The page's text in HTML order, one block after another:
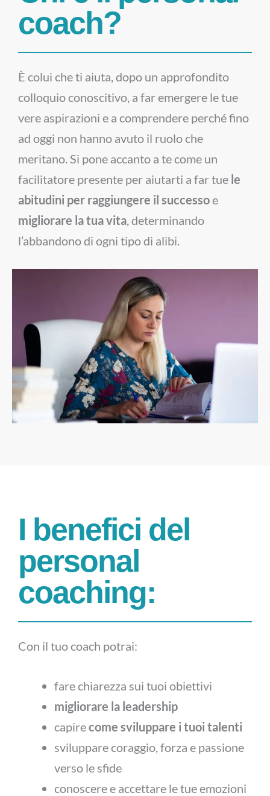
coach?
È colui che ti aiuta, dopo un approfondito
colloquio conoscitivo, a far emergere le tue
vere aspirazioni e a comprendere perché fino
ad oggi non hanno avuto il ruolo che
meritano. Si pone accanto a te come un
facilitatore presente per aiutarti a far tue le
abitudini per raggiungere il successoe
migliorare la tua vita, determinando
l’abbandono di ogni tipo di alibi.
I benefici del
personal
coaching:
Con il tuo coach potrai:
fare chiarezza sui tuoi obiettivi
migliorare la leadership
capirecome sviluppare i tuoi talenti
sviluppare coraggio, forza e passione
verso le sfide
conoscere e accettare le tue emozioni